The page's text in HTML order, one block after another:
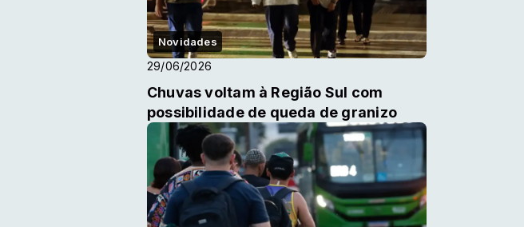
Novidades
29/06/2026
Chuvas voltam à Região Sul com
possibilidade de queda de granizo